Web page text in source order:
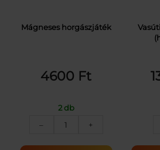
Mágneses horgászjáték
4600 Ft
2 db
–
Mágneses
mennyiség
+